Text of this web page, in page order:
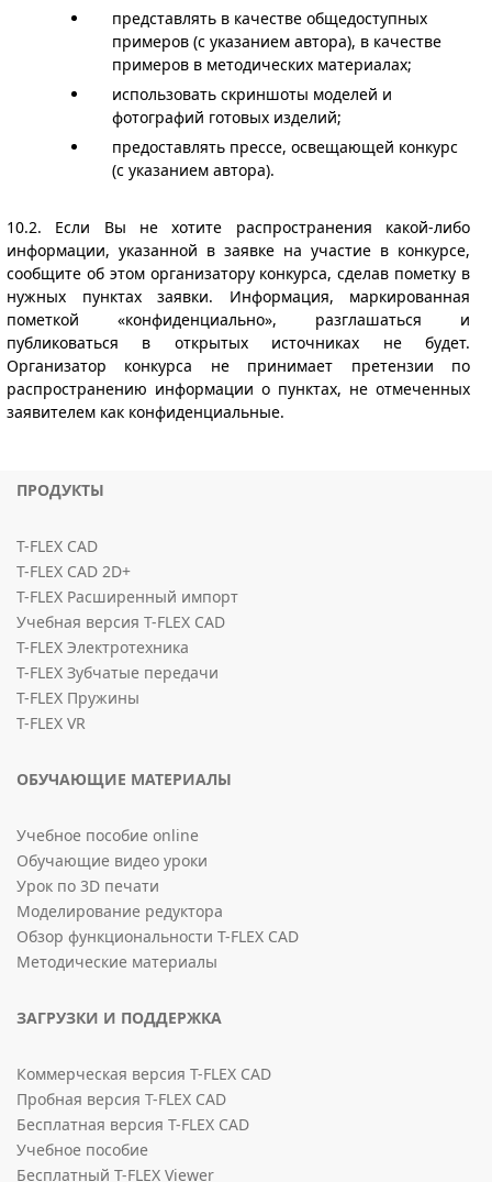
представлять в качестве общедоступных
примеров (с указанием автора), в качестве
примеров в методических материалах;
использовать скриншоты моделей и
фотографий готовых изделий;
предоставлять прессе, освещающей конкурс
(с указанием автора).
10.2. Если Вы не хотите распространения какой-либо
информации, указанной в заявке на участие в конкурсе,
сообщите об этом организатору конкурса, сделав пометку в
нужных пунктах заявки. Информация, маркированная
пометкой «конфиденциально», разглашаться и
публиковаться в открытых источниках не будет.
Организатор конкурса не принимает претензии по
распространению информации о пунктах, не отмеченных
заявителем как конфиденциальные.
ПРОДУКТЫ
T-FLEX CAD
T-FLEX CAD 2D+
T-FLEX Расширенный импорт
Учебная версия T-FLEX CAD
T-FLEX Электротехника
T-FLEX Зубчатые передачи
T-FLEX Пружины
T-FLEX VR
ОБУЧАЮЩИЕ МАТЕРИАЛЫ
Учебное пособие online
Обучающие видео уроки
Урок по 3D печати
Моделирование редуктора
Обзор функциональности T-FLEX CAD
Методические материалы
ЗАГРУЗКИ И ПОДДЕРЖКА
Коммерческая версия T-FLEX CAD
Пробная версия T-FLEX CAD
Бесплатная версия T-FLEX CAD
Учебное пособие
Бесплатный T-FLEX Viewer